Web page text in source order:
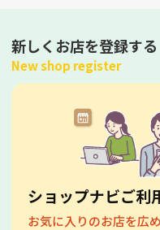
新しくお店を登録する
New shop register
ショップナビご利
お気に入りのお店を広